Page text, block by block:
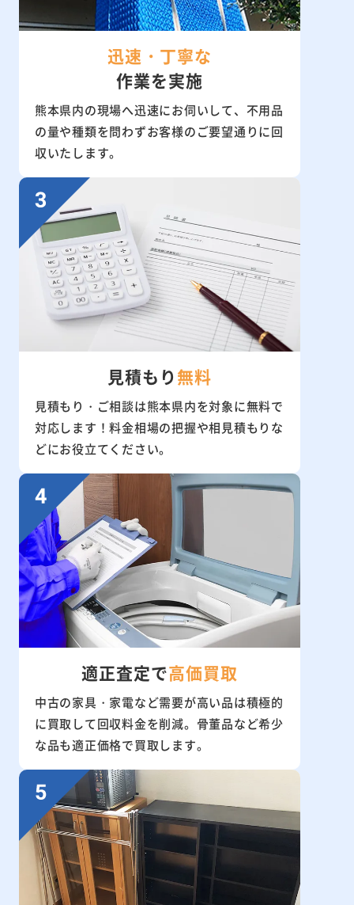
迅速・丁寧な
作業を実施
熊本県内の現場へ迅速にお伺いして、不用品
の量や種類を問わずお客様のご要望通りに回
収いたします。
見積もり 無料
見積もり・ご相談は熊本県内を対象に無料で
対応します！料金相場の把握や相見積もりな
どにお役立てください。
適正査定で高価買取
中古の家具・家電など需要が高い品は積極的
に買取して回収料金を削減。骨董品など希少
な品も適正価格で買取します。